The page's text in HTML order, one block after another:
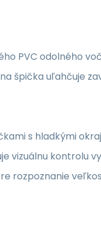
PVC odolného
špička uľahčuje
s hladkými
vizuálnu kontrolu
rozpoznanie